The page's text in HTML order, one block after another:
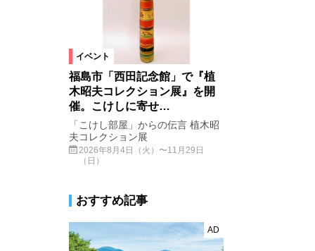
イベント
福島市「西田記念館」で『植
木昭夫コレクション展』を開
催。こけしに寄せ…
「こけし部屋」からの伝言 植木昭
夫コレクション展
2026年8月4日（火）〜11月29日
（日）
おすすめ記事
AD